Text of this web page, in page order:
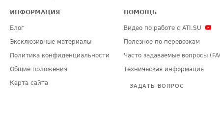
ИНФОРМАЦИЯ
Блог
Эксклюзивные материалы
Политика конфиденциальности
Общие положения
Карта сайта
ПОМОЩЬ
Видео по работе с ATI.SU
Полезное по перевозкам
Часто задаваемые вопросы
Техническая информация
ЗАДАТЬ ВОПРОС